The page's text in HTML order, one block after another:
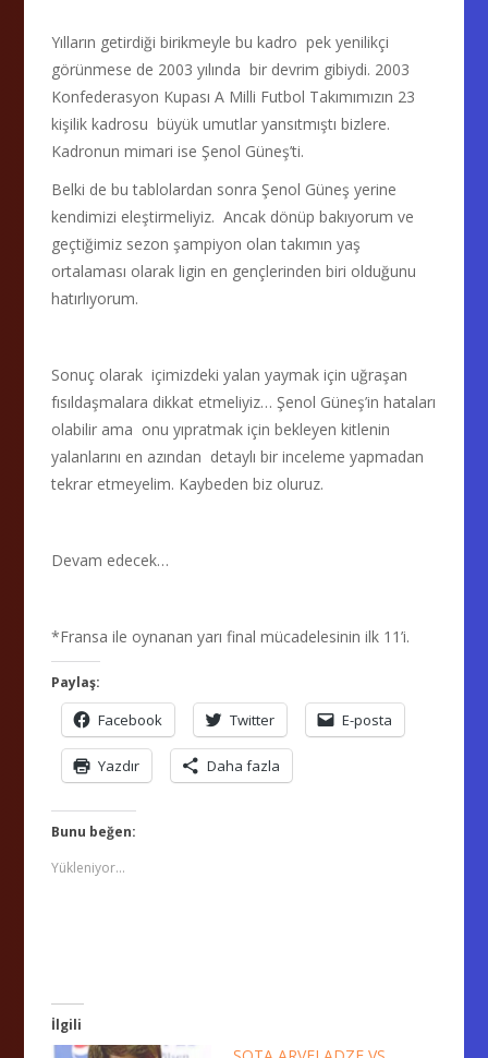
Yılların getirdiği birikmeyle bu kadro pek yenilikçi
görünmese de 2003 yılında bir devrim gibiydi. 2003
Konfederasyon Kupası A Milli Futbol Takımımızın 23
kişilik kadrosu büyük umutlar yansıtmıştı bizlere.
Kadronun mimari ise Şenol Güneş’ti.
Belki de bu tablolardan sonra Şenol Güneş yerine
kendimizi eleştirmeliyiz. Ancak dönüp bakıyorum ve
geçtiğimiz sezon şampiyon olan takımın yaş
ortalaması olarak ligin en gençlerinden biri olduğunu
hatırlıyorum.
Sonuç olarak içimizdeki yalan yaymak için uğraşan
fısıldaşmalara dikkat etmeliyiz… Şenol Güneş’in hataları
olabilir ama onu yıpratmak için bekleyen kitlenin
yalanlarını en azından detaylı bir inceleme yapmadan
tekrar etmeyelim. Kaybeden biz oluruz.
Devam edecek…
*Fransa ile oynanan yarı final mücadelesinin ilk 11’i.
Paylaş:
Facebook Twitter E-posta
Yazdır Daha fazla
Bunu beğen:
Yükleniyor...
İlgili